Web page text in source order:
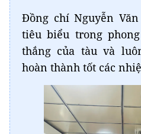
Đồng chí Nguyễn
tiêu biểu trong
thắng của tàu và
hoàn thành tốt các